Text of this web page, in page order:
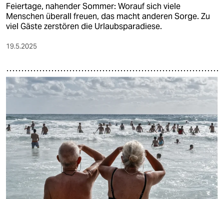
Feiertage, nahender Sommer: Worauf sich viele
Menschen überall freuen, das macht anderen Sorge. Zu
viel Gäste zerstören die Urlaubsparadiese.
19.5.2025